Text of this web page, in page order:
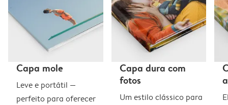
Capa mole
Leve e portátil —
perfeito para oferecer
Capa dura com
fotos
Um estilo clássico para